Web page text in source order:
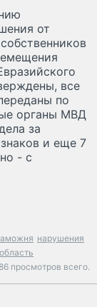
от
все
по
органы МВД
за
и еще 7
- с
нарушения
86 просмотров всего.